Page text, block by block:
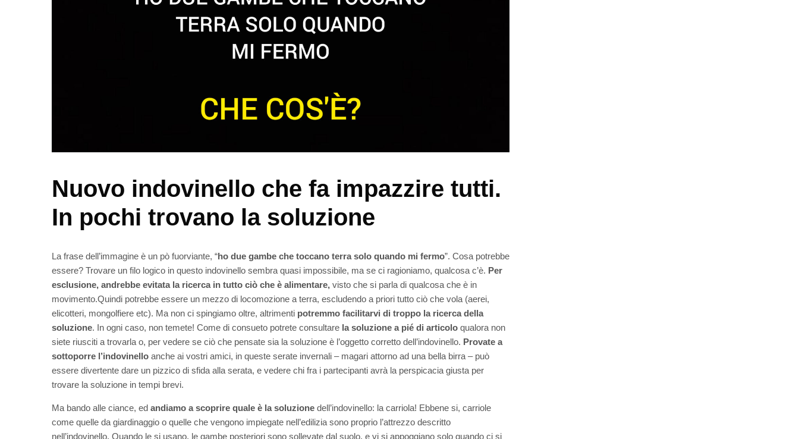
Nuovo indovinello che fa impazzire tutti.
In pochi trovano la soluzione
La frase dell’immagine è un pò fuorviante, “ho due gambe che toccano terra solo quando mi fermo”. Cosa potrebbe
essere? Trovare un filo logico in questo indovinello sembra quasi impossibile, ma se ci ragioniamo, qualcosa c’è. Per
esclusione, andrebbe evitata la ricerca in tutto ciò che è alimentare, visto che si parla di qualcosa che è in
movimento.Quindi potrebbe essere un mezzo di locomozione a terra, escludendo a priori tutto ciò che vola (aerei,
elicotteri, mongolfiere etc). Ma non ci spingiamo oltre, altrimenti potremmo facilitarvi di troppo la ricerca della
soluzione. In ogni caso, non temete! Come di consueto potrete consultare la soluzione a pié di articolo qualora non
siete riusciti a trovarla o, per vedere se ciò che pensate sia la soluzione è l’oggetto corretto dell’indovinello. Provate a
sottoporre l’indovinello anche ai vostri amici, in queste serate invernali – magari attorno ad una bella birra – può
essere divertente dare un pizzico di sfida alla serata, e vedere chi fra i partecipanti avrà la perspicacia giusta per
trovare la soluzione in tempi brevi.
Ma bando alle ciance, ed andiamo a scoprire quale è la soluzione dell’indovinello: la carriola! Ebbene si, carriole
come quelle da giardinaggio o quelle che vengono impiegate nell’edilizia sono proprio l’attrezzo descritto
nell’indovinello. Quando le si usano, le gambe posteriori sono sollevate dal suolo, e vi si appoggiano solo quando ci si